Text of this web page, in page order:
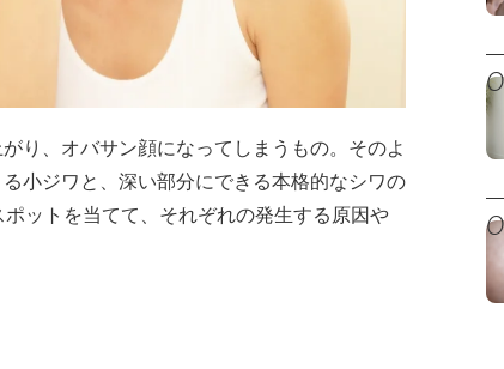
り、オバサン顔になってしまうもの。そのよ
小ジワと、深い部分にできる本格的なシワの
ットを当てて、それぞれの発生する原因や